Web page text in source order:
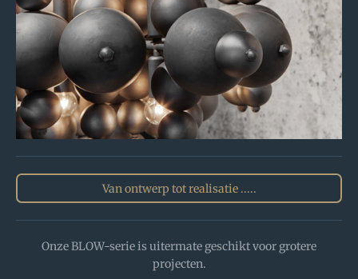
Van ontwerp tot realisatie .....
Onze BLOW-serie is uitermate geschikt voor grotere
projecten.